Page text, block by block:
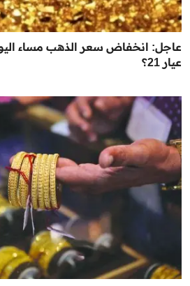
عاجل: انخفاض سعر الذهب مساء
عيار 21؟